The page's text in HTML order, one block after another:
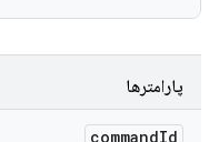
پارامترها
commandId